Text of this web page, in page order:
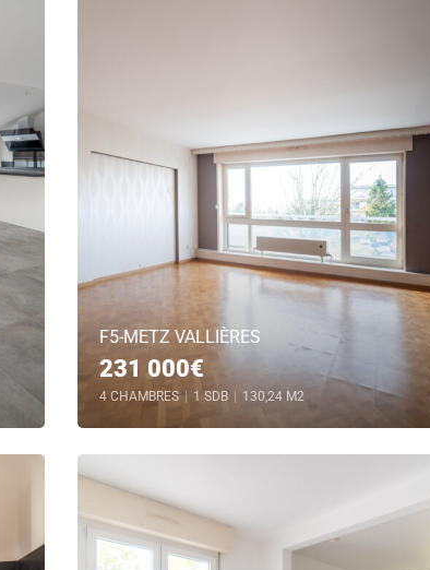
F5-METZ VALLIÈRES
231 000€
4 CHAMBRES 1 SDB 130,24 M2